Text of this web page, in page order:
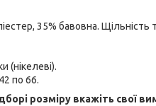
35% бавовна. Щільність
(нікелеві).
по 66.
розміру вкажіть свої